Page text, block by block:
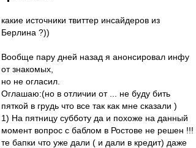
какие источники твиттер инсайдеров из
Берлина ?))
Вообще пару дней назад я анонсировал инфу
от знакомых,
но не огласил.
Оглашаю:(но в отличии от ... не буду бить
пяткой в грудь что все так как мне сказали )
1) На пятницу субботу да и похоже на данный
момент вопрос с баблом в Ростове не решен !!!
те бапки что уже дали ( и дали в кредит) даже